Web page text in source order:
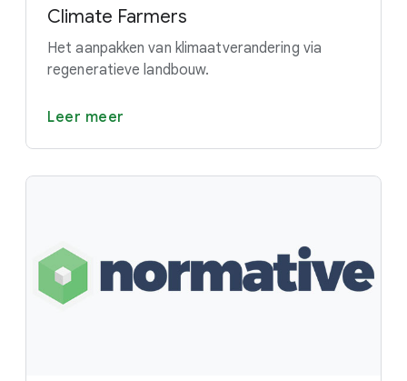
Climate Farmers
Het aanpakken van klimaatverandering via
regeneratieve landbouw.
Leer meer